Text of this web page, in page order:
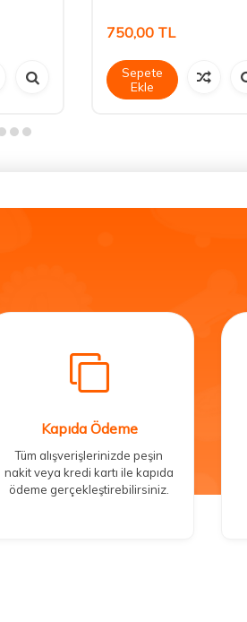
750,00 TL
Sepete
Ekle
Kapıda Ödeme
Tüm alışverişlerinizde peşin
nakit veya kredi kartı ile kapıda
ödeme gerçekleştirebilirsiniz.